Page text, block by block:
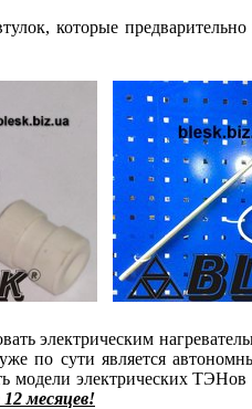
которые
электрическим
по сути является
модели электрических
месяцев!